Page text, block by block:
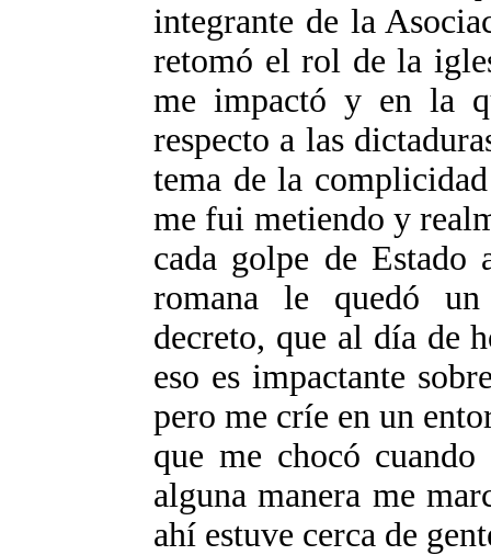
integrante de la
retomó el rol de la
me impactó y en la
respecto a las
tema de la
me fui metiendo y
cada golpe de Estado
romana le quedó
decreto, que al día de
eso es impactante
pero me críe en un
que me chocó
alguna manera me
ahí estuve cerca de